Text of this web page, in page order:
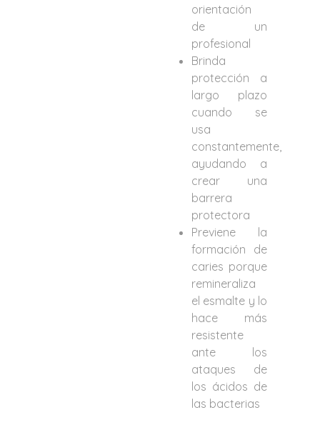
orientación
de un
profesional
Brinda
protección a
largo plazo
cuando se
usa
constantemente,
ayudando a
crear una
barrera
protectora
Previene la
formación de
caries porque
remineraliza
el esmalte y lo
hace más
resistente
ante los
ataques de
los ácidos de
las bacterias